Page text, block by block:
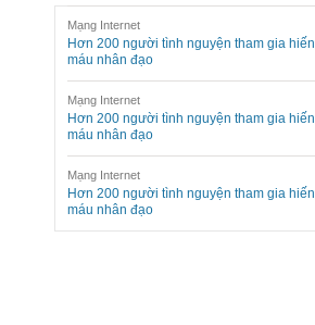
Mạng Internet
Hơn 200 người tình nguyện tham gia hiến
máu nhân đạo
Mạng Internet
Hơn 200 người tình nguyện tham gia hiến
máu nhân đạo
Mạng Internet
Hơn 200 người tình nguyện tham gia hiến
máu nhân đạo